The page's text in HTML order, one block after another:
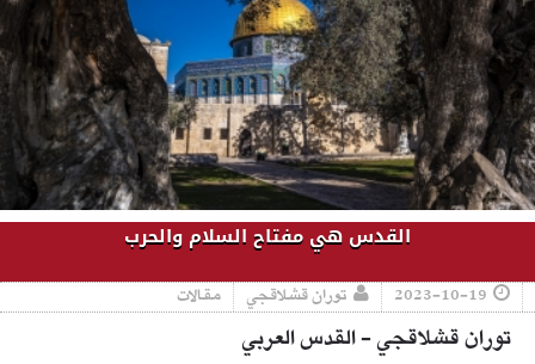
القدس هي مفتاح السلام والحرب
2023-10-19 توران قشلاقجي مقالات
توران قشلاقجي - القدس العربي